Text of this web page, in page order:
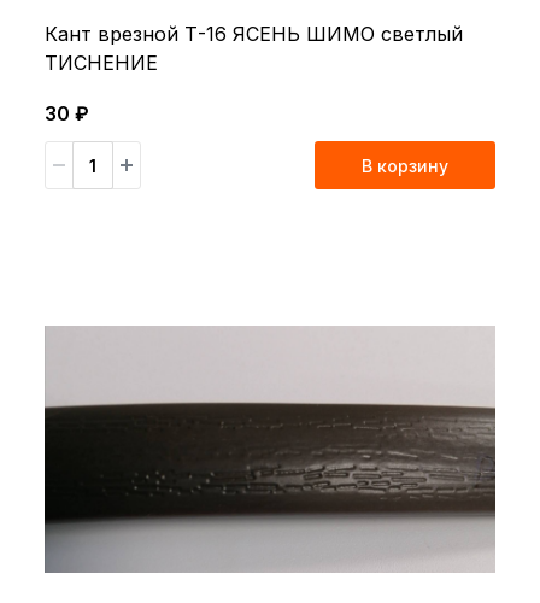
Кант врезной Т-16 ЯСЕНЬ ШИМО светлый
ТИСНЕНИЕ
30 ₽
В корзину